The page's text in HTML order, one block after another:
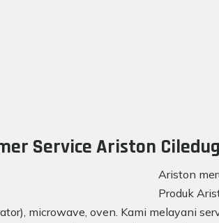
Service Ariston
Ariston
Produk
microwave, oven. Kami melayani